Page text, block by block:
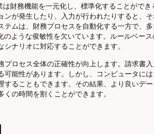
は財務機能を一元化し、標準化することがで
ンが発生したり、入力が行われたりすると、
テムは、財務プロセスを自動化する一方で、
ような俊敏性を欠いています。ルールベー
ナリオに対応することができます。
プロセス全体の正確性が向上します。請求書
可能性があります。しかし、コンピュータに
することもできます。その結果、より良いデ
の時間を割くことができます。